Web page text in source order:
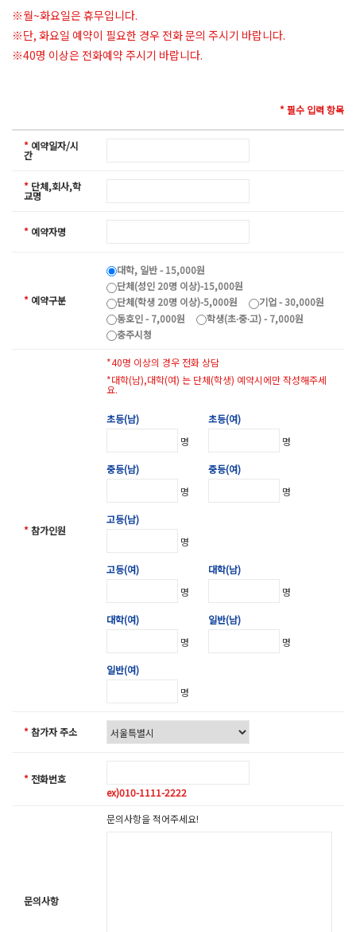
※월~화요일은 휴무입니다.
※단, 화요일 예약이 필요한 경우 전화 문의 주시기 바랍니다.
※40명 이상은 전화예약 주시기 바랍니다.
* 필수 입력 항목
* 예약일자/시
간
* 단체,회사,학
교명
* 예약자명
* 예약구분
대학, 일반 - 15,000원
단체(성인 20명 이상)-15,000원
단체(학생 20명 이상)-5,000원
기업 - 30,000원
동호인 - 7,000원
학생(초∙중∙고) - 7,000원
충주시청
*참가인원
*40명 이상의 경우 전화 상담
*대학(남),대학(여) 는 단체(학생) 예약시에만 작성해주세
요.
초등(남)
명
초등(여)
명
중등(남)
명
중등(여)
명
고등(남)
명
고등(여)
명
대학(남)
명
대학(여)
명
일반(남)
명
일반(여)
명
*참가자 주소
*전화번호
ex)010-1111-2222
문의사항
문의사항을 적어주세요!